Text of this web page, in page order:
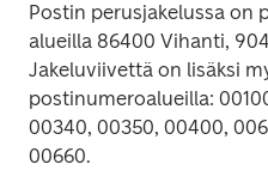
Postin perusjakelussa on
alueilla 86400 Vihanti,
Jakeluviivettä on lisäksi
postinumeroalueilla:
00340, 00350, 00400,
00660.